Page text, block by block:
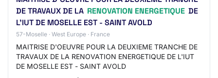
DE TRAVAUX DE LA RENOVATION ENERGETIQUE DE
L'IUT DE MOSELLE EST - SAINT AVOLD
57-Moselle · West Europe · France
MAITRISE D'OEUVRE POUR LA DEUXIEME TRANCHE DE
TRAVAUX DE LA RENOVATION ENERGETIQUE DE L'IUT
DE MOSELLE EST - SAINT AVOLD